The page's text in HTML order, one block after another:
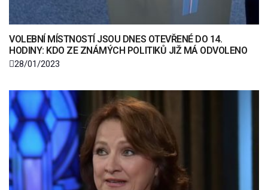
VOLEBNÍ MÍSTNOSTÍ JSOU DNES OTEVŘENÉ DO 14.
HODINY: KDO ZE ZNÁMÝCH POLITIKŮ JIŽ MÁ ODVOLENO
28/01/2023